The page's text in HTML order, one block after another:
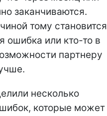
заканчиваются.
тому становится
ошибка или кто-то в
партнеру
несколько
которые может